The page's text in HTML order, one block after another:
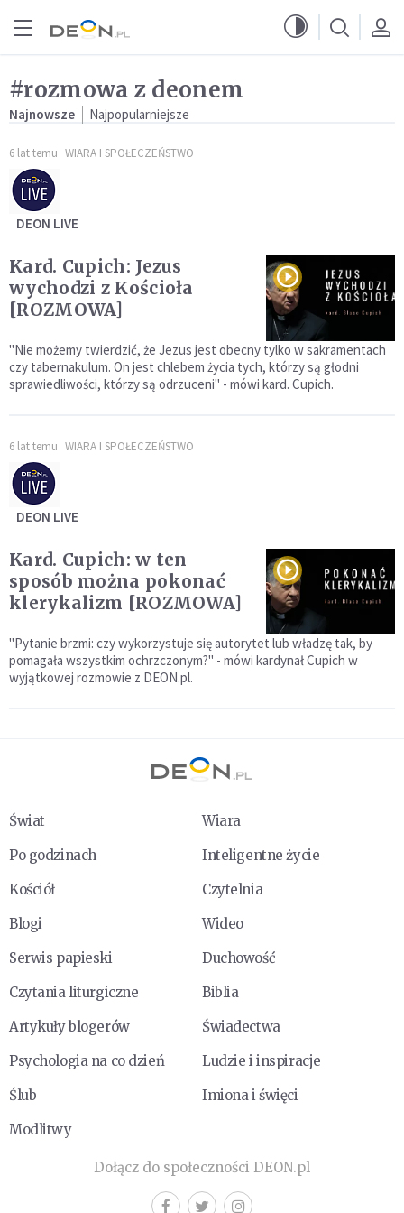
#rozmowa z deonem
Najnowsze Najpopularniejsze
6 lat temu WIARA I SPOŁECZEŃSTWO
DEON LIVE
Kard. Cupich: Jezus
wychodzi z Kościoła
[ROZMOWA]
"Nie możemy twierdzić, że Jezus jest obecny tylko w sakramentach
czy tabernakulum. On jest chlebem życia tych, którzy są głodni
sprawiedliwości, którzy są odrzuceni" - mówi kard. Cupich.
6 lat temu WIARA I SPOŁECZEŃSTWO
DEON LIVE
Kard. Cupich: w ten
sposób można pokonać
klerykalizm [ROZMOWA]
"Pytanie brzmi: czy wykorzystuje się autorytet lub władzę tak, by
pomagała wszystkim ochrzczonym?" - mówi kardynał Cupich w
wyjątkowej rozmowie z DEON.pl.
Świat
Wiara
Po godzinach
Inteligentne życie
Kościół
Czytelnia
Blogi
Wideo
Serwis papieski
Duchowość
Czytania liturgiczne
Biblia
Artykuły blogerów
Świadectwa
Psychologia na co dzień
Ludzie i inspiracje
Ślub
Imiona i święci
Modlitwy
Dołącz do społeczności DEON.pl